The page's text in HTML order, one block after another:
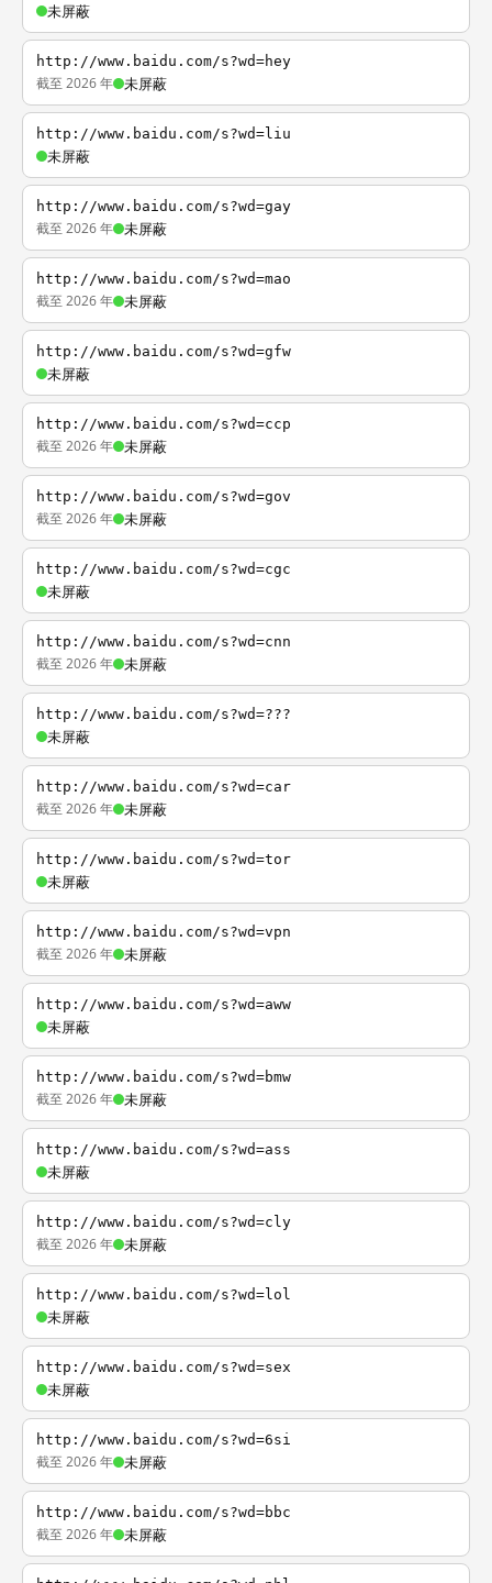
未屏蔽
http://www.baidu.com/s?wd=hey
截至 2026 年 未屏蔽
http://www.baidu.com/s?wd=liu
未屏蔽
http://www.baidu.com/s?wd=gay
截至 2026 年 未屏蔽
http://www.baidu.com/s?wd=mao
截至 2026 年 未屏蔽
http://www.baidu.com/s?wd=gfw
未屏蔽
http://www.baidu.com/s?wd=ccp
截至 2026 年 未屏蔽
http://www.baidu.com/s?wd=gov
截至 2026 年 未屏蔽
http://www.baidu.com/s?wd=cgc
未屏蔽
http://www.baidu.com/s?wd=cnn
截至 2026 年 未屏蔽
http://www.baidu.com/s?wd=???
未屏蔽
http://www.baidu.com/s?wd=car
截至 2026 年 未屏蔽
http://www.baidu.com/s?wd=tor
未屏蔽
http://www.baidu.com/s?wd=vpn
截至 2026 年 未屏蔽
http://www.baidu.com/s?wd=aww
未屏蔽
http://www.baidu.com/s?wd=bmw
截至 2026 年 未屏蔽
http://www.baidu.com/s?wd=ass
未屏蔽
http://www.baidu.com/s?wd=cly
截至 2026 年 未屏蔽
http://www.baidu.com/s?wd=lol
未屏蔽
http://www.baidu.com/s?wd=sex
未屏蔽
http://www.baidu.com/s?wd=6si
截至 2026 年 未屏蔽
http://www.baidu.com/s?wd=bbc
截至 2026 年 未屏蔽